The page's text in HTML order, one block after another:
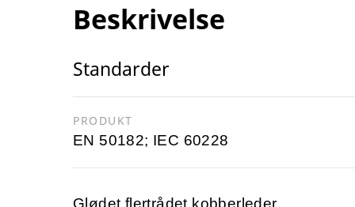
Beskrivelse
Standarder
PRODUKT
EN 50182; IEC 60228
Glødet flertrådet kobberleder